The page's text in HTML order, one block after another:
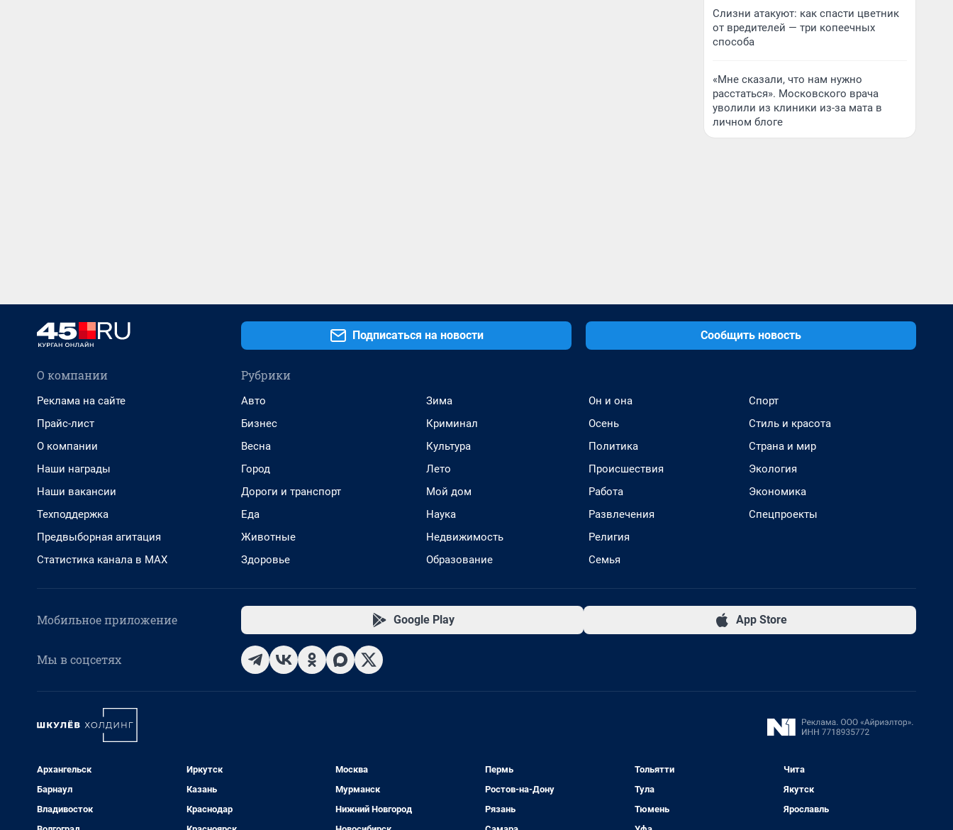
Слизни атакуют: как спасти цветник
от вредителей — три копеечных
способа
«Мне сказали, что нам нужно
расстаться». Московского врача
уволили из клиники из-за мата в
личном блоге
Подписаться на новости Сообщить новость
О компании
Реклама на сайте
Прайс-лист
О компании
Наши награды
Наши вакансии
Техподдержка
Предвыборная агитация
Статистика канала в MAX
Рубрики
Авто
Бизнес
Весна
Город
Дороги и транспорт
Еда
Животные
Здоровье
Зима
Криминал
Культура
Лето
Мой дом
Наука
Недвижимость
Образование
Он и она
Осень
Политика
Происшествия
Работа
Развлечения
Религия
Семья
Спорт
Стиль и красота
Страна и мир
Экология
Экономика
Спецпроекты
Мобильное приложение Google Play App Store
Мы в соцсетях
Архангельск
Барнаул
Владивосток
Иркутск
Казань
Краснодар
Москва
Мурманск
Нижний Новгород
Пермь
Ростов-на-Дону
Рязань
Тольятти
Тула
Тюмень
Чита
Якутск
Ярославль